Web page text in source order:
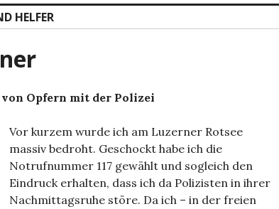
HELFER
Opfern mit der Polizei
Vor kurzem wurde ich am Luzerner Rotsee
massiv bedroht. Geschockt habe ich die
Notrufnummer 117 gewählt und sogleich den
Eindruck erhalten, dass ich da Polizisten in ihrer
Nachmittagsruhe störe. Da ich – in der freien